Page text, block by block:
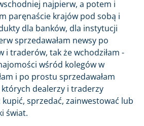
najpierw, a potem i
paręnaście krajów pod sobą i
dla banków, dla instytucji
sprzedawałam newsy po
i traderów, tak że wchodziłam -
wśród kolegów w
i po prostu sprzedawałam
dealerzy i traderzy
sprzedać, zainwestować lub
świat.